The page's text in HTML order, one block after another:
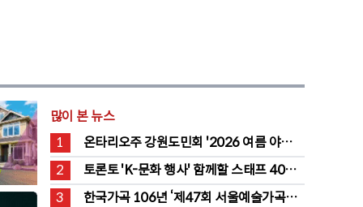
많이 본 뉴스
1
온타리오주 강원도민회 '2026 여름 야유
회' 성료
2
토론토 'K-문화 행사' 함께할 스태프 40명
채용 공고
3
한국가곡 106년 ‘제47회 서울예술가곡제’